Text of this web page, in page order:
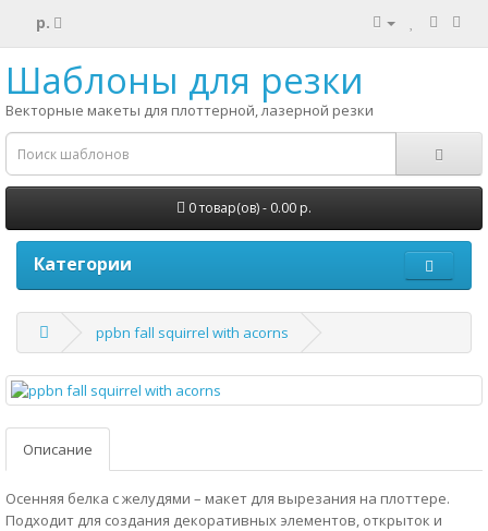
р.
Шаблоны для резки
Векторные макеты для плоттерной, лазерной резки
0 товар(ов) - 0.00 р.
Категории
ppbn fall squirrel with acorns
Описание
Осенняя белка с желудями – макет для вырезания на плоттере.
Подходит для создания декоративных элементов, открыток и